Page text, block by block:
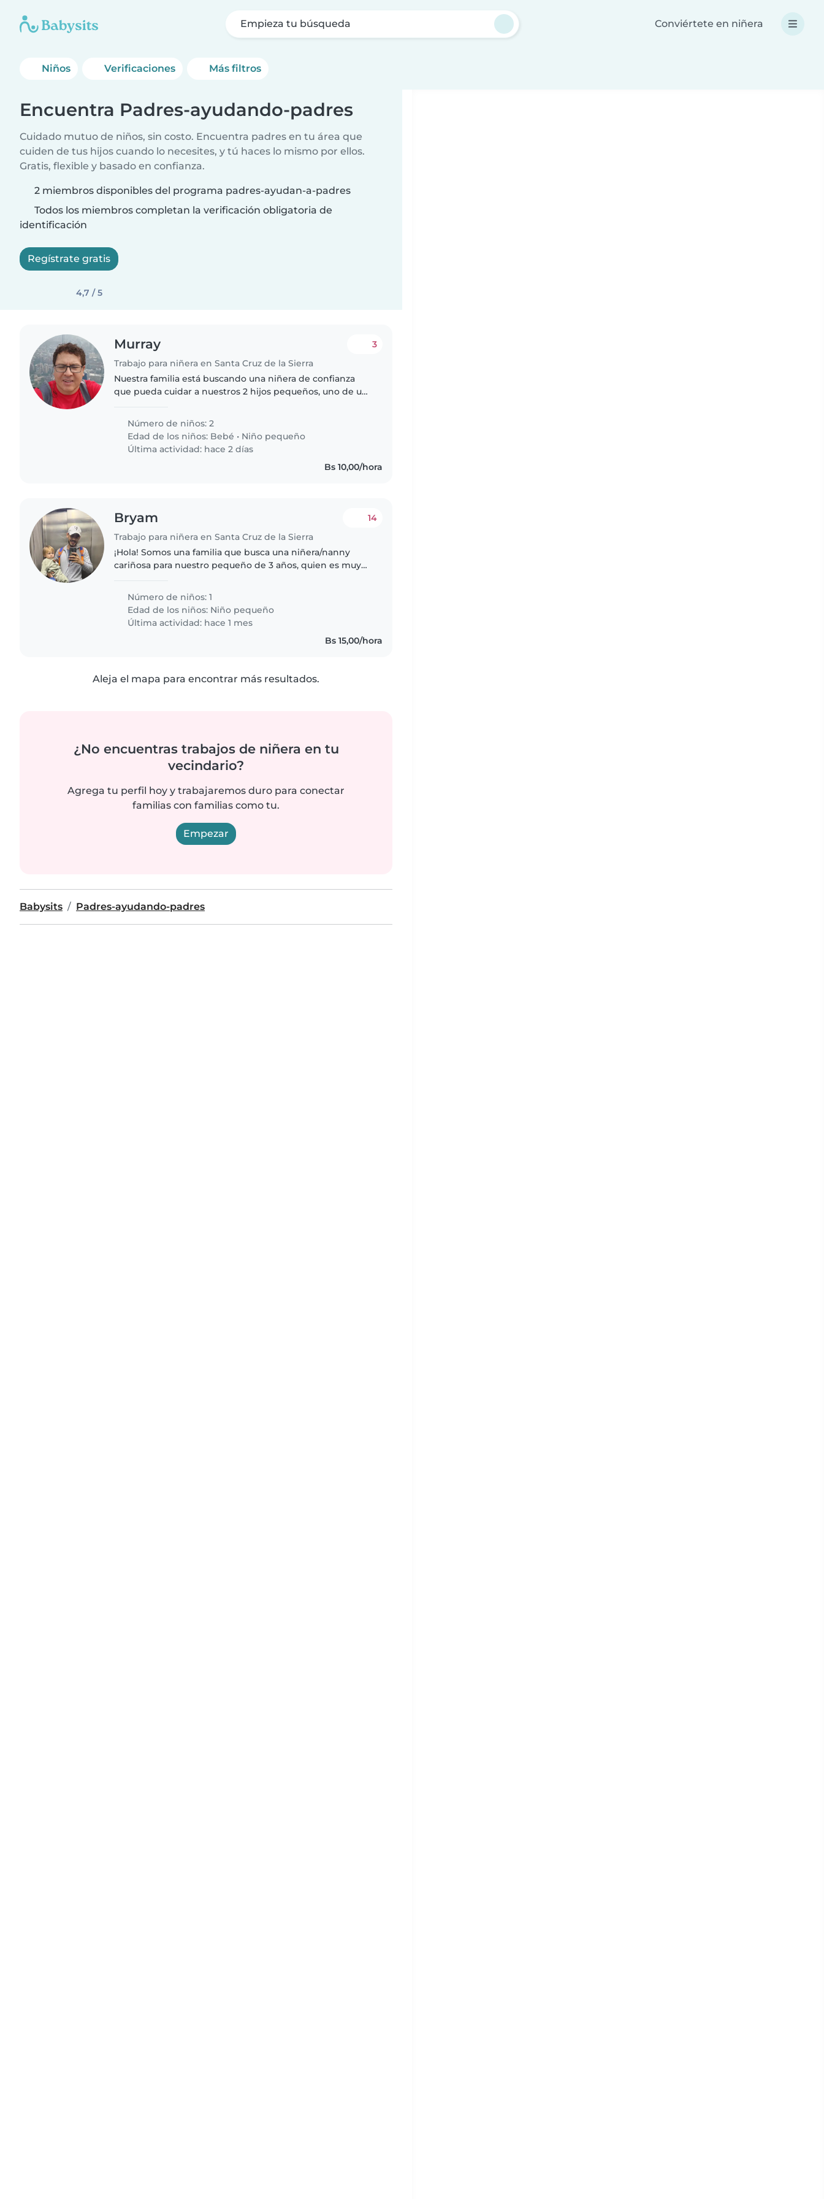
Empieza tu búsqueda Conviértete en niñera
Niños Verificaciones Más filtros
Encuentra Padres-ayudando-padres
Cuidado mutuo de niños, sin costo. Encuentra padres en tu área que
cuiden de tus hijos cuando lo necesites, y tú haces lo mismo por ellos.
Gratis, flexible y basado en confianza.
2 miembros disponibles del programa padres-ayudan-a-padres
Todos los miembros completan la verificación obligatoria de
identificación
Regístrate gratis
4,7 / 5
Murray
Trabajo para niñera en Santa Cruz de la Sierra
3
Nuestra familia está buscando una niñera de confianza
que pueda cuidar a nuestros 2 hijos pequeños, uno de un
cómodo realizando..
Número de niños: 2
Edad de los niños: Bebé • Niño pequeño
Última actividad: hace 2 días
Bs 10,00/hora
Bryam
Trabajo para niñera en Santa Cruz de la Sierra
14
¡Hola! Somos una familia que busca una niñera/nanny
cariñosa para nuestro pequeño de 3 años, quien es muy
Número de niños: 1
Edad de los niños: Niño pequeño
Última actividad: hace 1 mes
Bs 15,00/hora
Aleja el mapa para encontrar más resultados.
¿No encuentras trabajos de niñera en tu
vecindario?
Agrega tu perfil hoy y trabajaremos duro para conectar
familias con familias como tu.
Empezar
Babysits Padres-ayudando-padres